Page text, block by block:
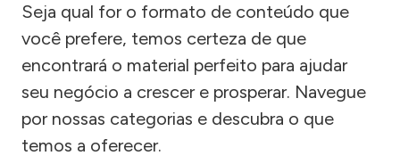
Seja qual for o formato de conteúdo que
você prefere, temos certeza de que
encontrará o material perfeito para ajudar
seu negócio a crescer e prosperar. Navegue
por nossas categorias e descubra o que
temos a oferecer.